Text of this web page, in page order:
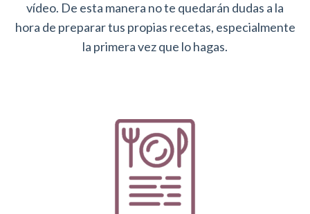
vídeo. De esta manera no te quedarán dudas a la
hora de preparar tus propias recetas, especialmente
la primera vez que lo hagas.